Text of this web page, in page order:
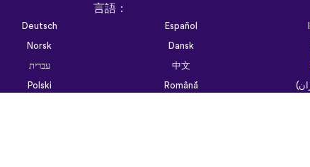
言語：
Deutsch Español
Norsk Dansk
עברית 中文
Polski Română